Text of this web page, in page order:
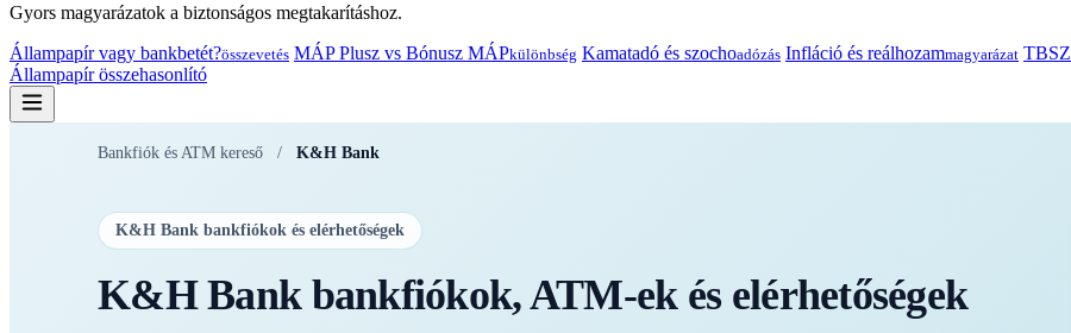
Gyors magyarázatok a biztonságos megtakarításhoz.
Állampapír vagy bankbetét?összevetés MÁP Plusz vs Bónusz MÁPkülönbség Kamatadó és szochoadózás Infláció és reálhozammagyarázat TBSZ
Állampapír összehasonlító
Bankfiók és ATM kereső / K&H Bank
K&H Bank bankfiókok és elérhetőségek
K&H Bank bankfiókok, ATM-ek és elérhetőségek